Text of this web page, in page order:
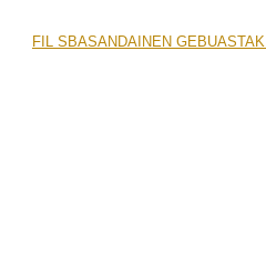
FIL SBASANDAINEN GEBUASTAK